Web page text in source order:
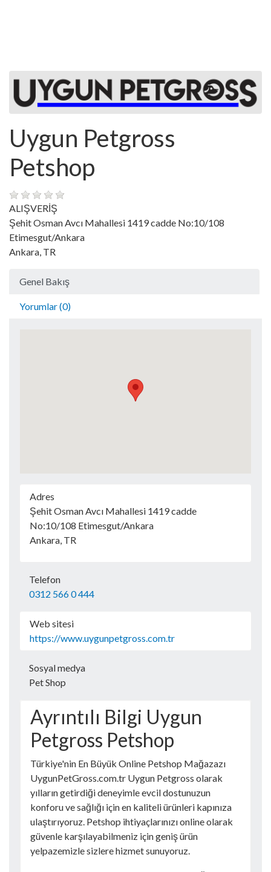
Uygun Petgross
Petshop
ALIŞVERİŞ
Şehit Osman Avcı Mahallesi 1419 cadde No:10/108
Etimesgut/Ankara
Ankara, TR
Genel Bakış
Yorumlar (0)
Adres
Şehit Osman Avcı Mahallesi 1419 cadde
No:10/108 Etimesgut/Ankara
Ankara, TR
Telefon
0312 566 0 444
Web sitesi
https://www.uygunpetgross.com.tr
Sosyal medya
Pet Shop
Ayrıntılı Bilgi Uygun
Petgross Petshop
Türkiye'nin En Büyük Online Petshop Mağazazı
UygunPetGross.com.tr Uygun Petgross olarak
yılların getirdiği deneyimle evcil dostunuzun
konforu ve sağlığı için en kaliteli ürünleri kapınıza
ulaştırıyoruz. Petshop ihtiyaçlarınızı online olarak
güvenle karşılayabilmeniz için geniş ürün
yelpazemizle sizlere hizmet sunuyoruz.